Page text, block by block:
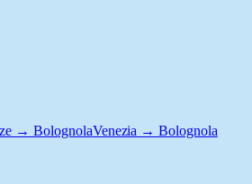
→ BolognolaVenezia → Bolognola